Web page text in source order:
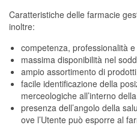
Caratteristiche delle farmacie
inoltre:
competenza, professionalità
massima disponibilità nel
ampio assortimento di
facile identificazione della
merceologiche all’interno
presenza dell’angolo della
ove l’Utente può esporre al